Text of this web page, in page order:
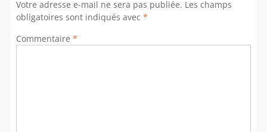
Votre adresse e-mail ne sera pas publiée. Les champs
obligatoires sont indiqués avec *
Commentaire *